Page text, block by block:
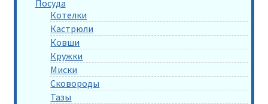
Посуда
Котелки
Кастрюли
Ковши
Кружки
Миски
Сковороды
Тазы